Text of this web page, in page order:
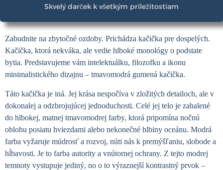
Skvelý darček k všetkým príležitostiam
Zabudnite na zbytočné ozdoby. Prichádza kačička pre dospelých.
Kačička, ktorá nekváka, ale vedie hlboké monológy o podstate
bytia. Predstavujeme vám intelektuálku, filozofku a ikonu
minimalistického dizajnu – tmavomodrá gumená kačička.
Táto kačička je iná. Jej krása nespočíva v zložitých detailoch, ale v
dokonalej a odzbrojujúcej jednoduchosti. Celé jej telo je zahalené
do hlbokej, matnej tmavomodrej farby, ktorá pripomína nočnú
oblohu posiatu hviezdami alebo nekonečné hlbiny oceánu. Modrá
farba vyžaruje múdrosť a rozvoj, núti nás k premýšľaniu, slobode a
hĺbavosti. Je to farba autority a vnútornej ochrany. Z tejto modrej
temnoty vystupuje jediný, no o to výraznejší kontrastný prvok –